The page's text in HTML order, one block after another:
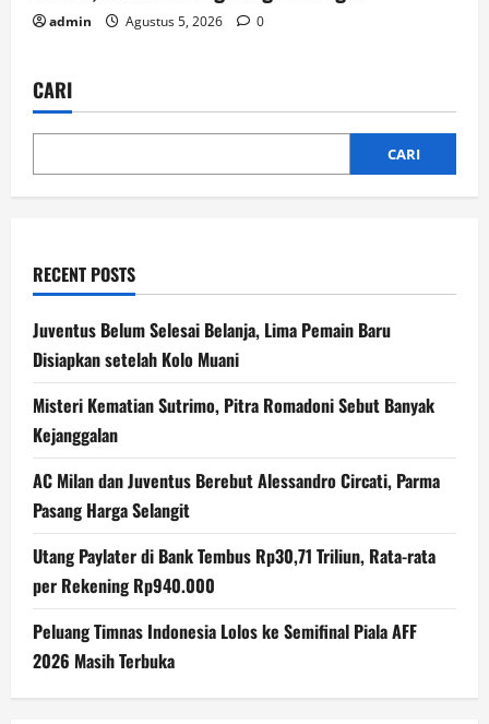
admin Agustus 5, 2026 0
CARI
CARI
RECENT POSTS
Juventus Belum Selesai Belanja, Lima Pemain Baru
Disiapkan setelah Kolo Muani
Misteri Kematian Sutrimo, Pitra Romadoni Sebut Banyak
Kejanggalan
AC Milan dan Juventus Berebut Alessandro Circati, Parma
Pasang Harga Selangit
Utang Paylater di Bank Tembus Rp30,71 Triliun, Rata-rata
per Rekening Rp940.000
Peluang Timnas Indonesia Lolos ke Semifinal Piala AFF
2026 Masih Terbuka